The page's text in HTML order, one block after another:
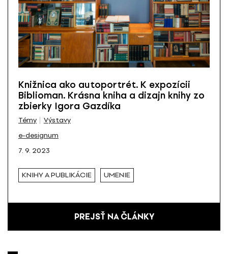
Knižnica ako autoportrét. K expozícii
Biblioman. Krásna kniha a dizajn knihy zo
zbierky Igora Gazdíka
Témy
Výstavy
e-designum
7. 9. 2023
KNIHY A PUBLIKÁCIE UMENIE
PREJSŤ NA ČLÁNKY